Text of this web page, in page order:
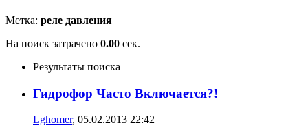
Метка: реле давления
На поиск затрачено 0.00 сек.
Результаты поиска
Гидрофор Часто Включается?!
Lghomer, 05.02.2013 22:42